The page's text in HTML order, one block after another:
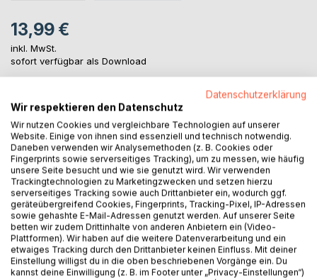
13,99 €
inkl. MwSt.
sofort verfügbar als Download
IN DEN WARENKORB
Auf die Merkliste
Titel bewerten
BESCHREIBUNG
Datenschutzerklärung
Wir respektieren den Datenschutz
Wir nutzen Cookies und vergleichbare Technologien auf unserer
Website. Einige von ihnen sind essenziell und technisch notwendig.
Daneben verwenden wir Analysemethoden (z. B. Cookies oder
Fingerprints sowie serverseitiges Tracking), um zu messen, wie häufig
unsere Seite besucht und wie sie genutzt wird. Wir verwenden
Trackingtechnologien zu Marketingzwecken und setzen hierzu
serverseitiges Tracking sowie auch Drittanbieter ein, wodurch ggf.
geräteübergreifend Cookies, Fingerprints, Tracking-Pixel, IP-Adressen
sowie gehashte E-Mail-Adressen genutzt werden. Auf unserer Seite
betten wir zudem Drittinhalte von anderen Anbietern ein (Video-
Plattformen). Wir haben auf die weitere Datenverarbeitung und ein
etwaiges Tracking durch den Drittanbieter keinen Einfluss. Mit deiner
Einstellung willigst du in die oben beschriebenen Vorgänge ein. Du
kannst deine Einwilligung (z. B. im Footer unter „Privacy-Einstellungen“)